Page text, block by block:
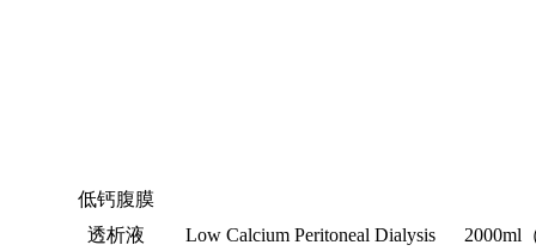
低钙腹膜
透析液
Low Calcium Peritoneal Dialysis
2000ml